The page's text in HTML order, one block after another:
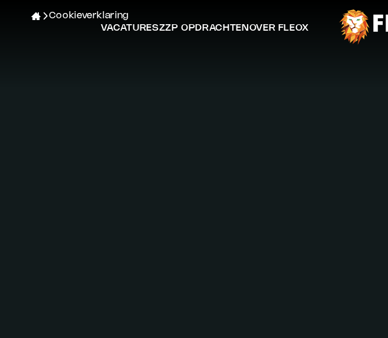
VACATURESZZP OPDRACHTEN OVER FLEOX
Cookieverklaring